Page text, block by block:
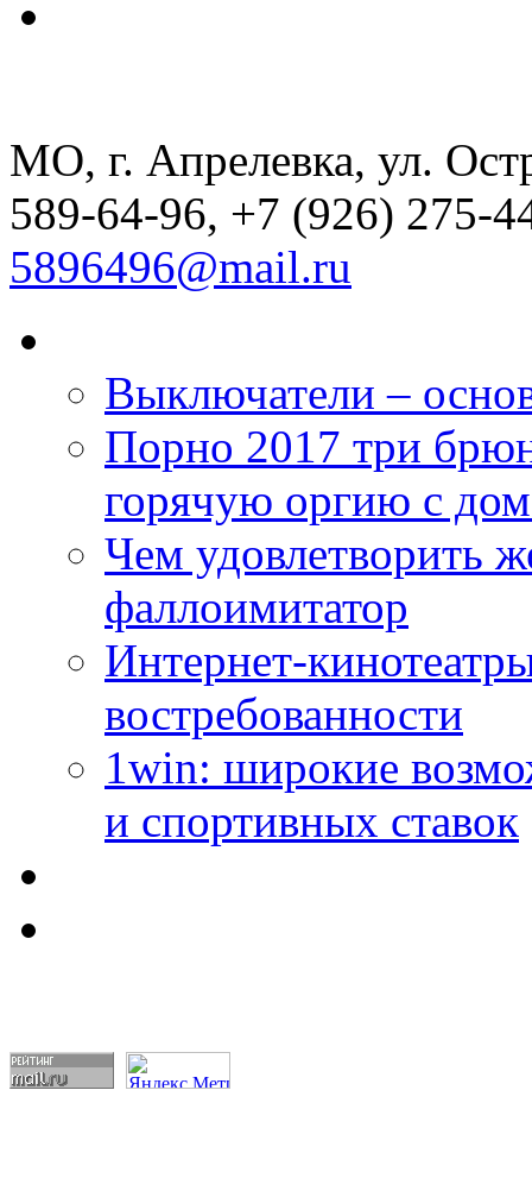
МО, г. Апрелевка, ул.
589-64-96, +7 (926) 275-
5896496@mail.ru
Выключатели –
Порно 2017 три
горячую оргию с
Чем удовлетворить
фаллоимитатор
Интернет-
востребованности
1win: широкие
и спортивных ставок